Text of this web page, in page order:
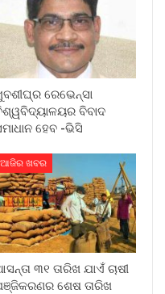
ରେଭେନ୍ସା
ବିବାଦ
ହେବ -ଭିସି
ଆଜିର ଖବର
୩୧ ତାରିଖ ଯାଏଁ ଚାଷୀ
ଶେଷ ତାରିଖ